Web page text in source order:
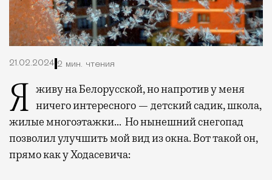
21.02.2024 2 мин. чтения
Я живу на Белорусской, но напротив у меня ничего интересного — детский садик, школа,
жилые многоэтажки… Но нынешний снегопад
позволил улучшить мой вид из окна. Вот такой он,
прямо как у Ходасевича: